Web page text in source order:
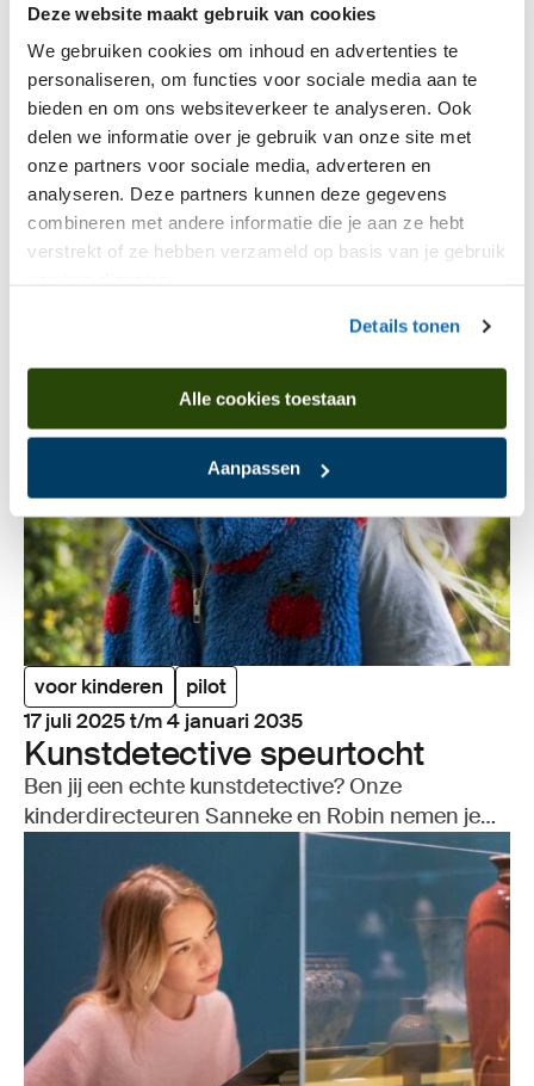
Deze website maakt gebruik van cookies
We gebruiken cookies om inhoud en advertenties te
personaliseren, om functies voor sociale media aan te
bieden en om ons websiteverkeer te analyseren. Ook
delen we informatie over je gebruik van onze site met
onze partners voor sociale media, adverteren en
analyseren. Deze partners kunnen deze gegevens
combineren met andere informatie die je aan ze hebt
verstrekt of ze hebben verzameld op basis van je gebruik
Details tonen
Alle cookies toestaan
Aanpassen
15 juli 2025 t/m 30 november 2035
Ont­dek Dren­the | Het Nijs­ingh­
huis
Het Drents Museum heeft een webapp
ontwikkeld die de collectie verbindt met
bijzondere locaties in Drenthe.Ontdek Drenthe
gemaakt bij de collectiepresentatieLabyrinthia
en verwijst naar elf locaties en musea in de
voor kinderen
pilot
17 juli 2025 t/m 4 januari 2035
Kunst­de­tec­ti­ve speur­tocht
Ben jij een echte kunstdetective? Onze
kinderdirecteuren Sanneke en Robin nemen je
mee door de museumtuin en gaan op zoek naar
verborgen parels...